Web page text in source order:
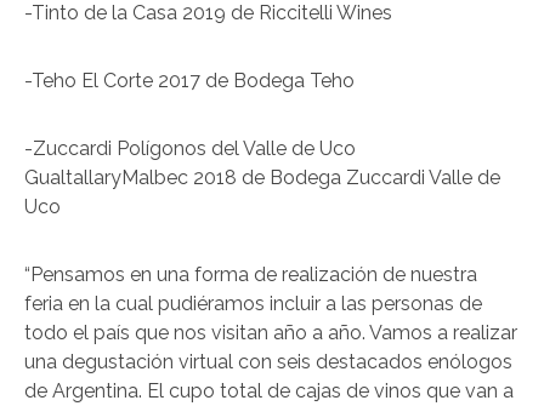
-Tinto de la Casa 2019 de Riccitelli Wines
-Teho El Corte 2017 de Bodega Teho
-Zuccardi Polígonos del Valle de Uco
GualtallaryMalbec 2018 de Bodega Zuccardi Valle de
Uco
“Pensamos en una forma de realización de nuestra
feria en la cual pudiéramos incluir a las personas de
todo el país que nos visitan año a año. Vamos a realizar
una degustación virtual con seis destacados enólogos
de Argentina. El cupo total de cajas de vinos que van a